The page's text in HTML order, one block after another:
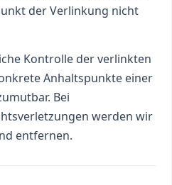
der Verlinkung nicht
Kontrolle der verlinkten
Anhaltspunkte einer
Bei
werden wir
entfernen.